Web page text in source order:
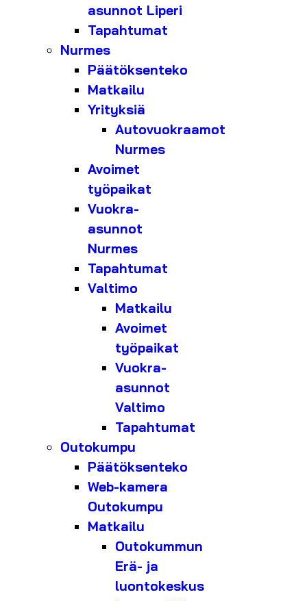
asunnot Liperi
Tapahtumat
Nurmes
Päätöksenteko
Matkailu
Yrityksiä
Autovuokraamot
Nurmes
Avoimet
työpaikat
Vuokra-
asunnot
Nurmes
Tapahtumat
Valtimo
Matkailu
Avoimet
työpaikat
Vuokra-
asunnot
Valtimo
Tapahtumat
Outokumpu
Päätöksenteko
Web-kamera
Outokumpu
Matkailu
Outokummun
Erä- ja
luontokeskus